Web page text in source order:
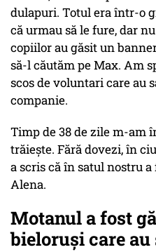
dulapuri. Totul era într-o
că urmau să le fure, dar
copiilor au găsit un
să-l căutăm pe Max. Am
scos de voluntari care au
companie.
Timp de 38 de zile m-am
trăiește. Fără dovezi, în
a scris că în satul nostru a
Alena.
Motanul a fost
bieloruși care